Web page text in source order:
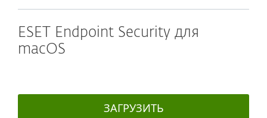
ESET Endpoint Security для
macOS
ЗАГРУЗИТЬ